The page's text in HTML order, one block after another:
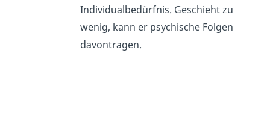
Individualbedürfnis. Geschieht zu
wenig, kann er psychische Folgen
davontragen.